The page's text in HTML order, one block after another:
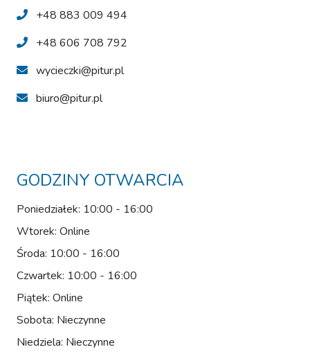
+48 883 009 494
+48 606 708 792
wycieczki@pitur.pl
biuro@pitur.pl
GODZINY OTWARCIA
Poniedziałek: 10:00 - 16:00
Wtorek: Online
Środa: 10:00 - 16:00
Czwartek: 10:00 - 16:00
Piątek: Online
Sobota: Nieczynne
Niedziela: Nieczynne